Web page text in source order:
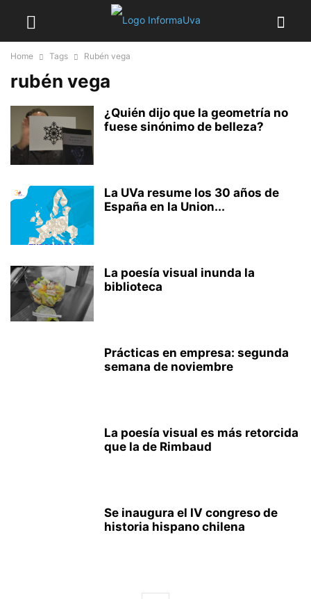
Home Tags Rubén vega
rubén vega
¿Quién dijo que la geometría no
fuese sinónimo de belleza?
La UVa resume los 30 años de
España en la Union...
La poesía visual inunda la
biblioteca
Prácticas en empresa: segunda
semana de noviembre
La poesía visual es más retorcida
que la de Rimbaud
Se inaugura el IV congreso de
historia hispano chilena